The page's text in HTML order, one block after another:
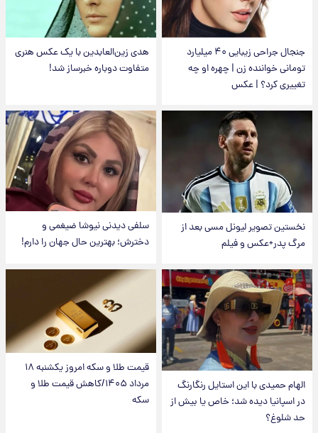
جنجال جراحی زیبایی ۴۰ میلیارد
تومانی خواننده زن | چهره او چه
تغییری کرد؟ | عکس
هدی زین‌العابدین با یک عکس هنری
متفاوت دوباره خبرساز شد!
نخستین تصویر لیونل مسی بعد از
مرگ پدر+عکس و فیلم
سلفی دیدنی نیوشا ضیغمی و
دخترش؛ بهترین حال جهان را دارم!
الهام حمیدی با این استایل رنگارنگ
در اسپانیا دیده شد؛ خاص یا بیش از
حد شلوغ؟
قیمت طلا و سکه امروز یکشنبه ۱۸
مرداد ۱۴۰۵/کاهش قیمت طلا و
سکه